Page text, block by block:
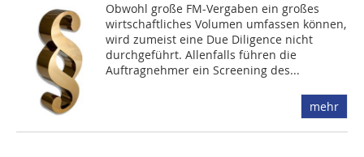
Obwohl große FM-Vergaben ein großes
wirtschaftliches Volumen umfassen können,
wird zumeist eine Due Diligence nicht
durchgeführt. Allenfalls führen die
Auftragnehmer ein Screening des...
mehr